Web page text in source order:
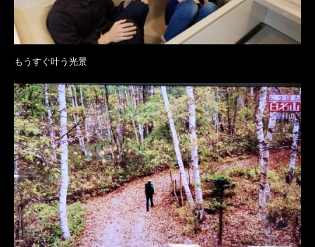
もうすぐ叶う光景